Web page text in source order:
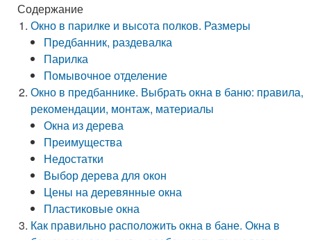
Содержание
Окно в парилке и высота полков. Размеры
Предбанник, раздевалка
Парилка
Помывочное отделение
Окно в предбаннике. Выбрать окна в баню: правила,
рекомендации, монтаж, материалы
Окна из дерева
Преимущества
Недостатки
Выбор дерева для окон
Цены на деревянные окна
Пластиковые окна
Как правильно расположить окна в бане. Окна в